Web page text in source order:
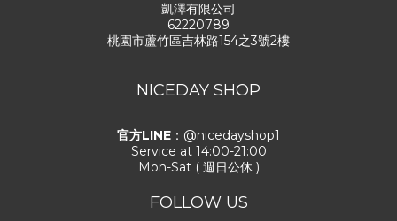
凱澤有限公司
62220789
桃園市蘆竹區吉林路154之3號2樓
NICEDAY SHOP
官方LINE ：@nicedayshop1
Service at 14:00-21:00
Mon-Sat ( 週日公休 )
FOLLOW US